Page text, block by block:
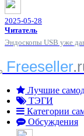
2025-05-28
Читатель
Эндоскопы USB уже
Freeseller
Лучшие
ТЭГИ
Категории
Обсуждения